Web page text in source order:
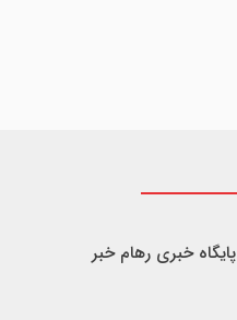
پایگاه خبری رهام خبر